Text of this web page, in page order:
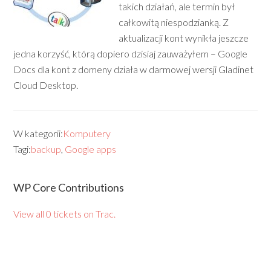
takich działań, ale termin był
całkowitą niespodzianką. Z
aktualizacji kont wynikła jeszcze
jedna korzyść, którą dopiero dzisiaj zauważyłem – Google
Docs dla kont z domeny działa w darmowej wersji Gladinet
Cloud Desktop.
W kategorii:Komputery
Tagi:backup, Google apps
WP Core Contributions
View all 0 tickets on Trac.